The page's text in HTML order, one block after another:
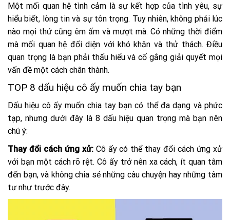
Một mối quan hệ tình cảm là sự kết hợp của tình yêu, sự
hiểu biết, lòng tin và sự tôn trọng. Tuy nhiên, không phải lúc
nào mọi thứ cũng êm ấm và mượt mà. Có những thời điểm
mà mối quan hệ đối diện với khó khăn và thử thách. Điều
quan trọng là bạn phải thấu hiểu và cố gắng giải quyết mọi
vấn đề một cách chân thành.
TOP 8 dấu hiệu cô ấy muốn chia tay bạn
Dấu hiệu cô ấy muốn chia tay bạn có thể đa dạng và phức
tạp, nhưng dưới đây là 8 dấu hiệu quan trọng mà bạn nên
chú ý:
Thay đổi cách ứng xử: Cô ấy có thể thay đổi cách ứng xử
với bạn một cách rõ rệt. Cô ấy trở nên xa cách, ít quan tâm
đến bạn, và không chia sẻ những câu chuyện hay những tâm
tư như trước đây.